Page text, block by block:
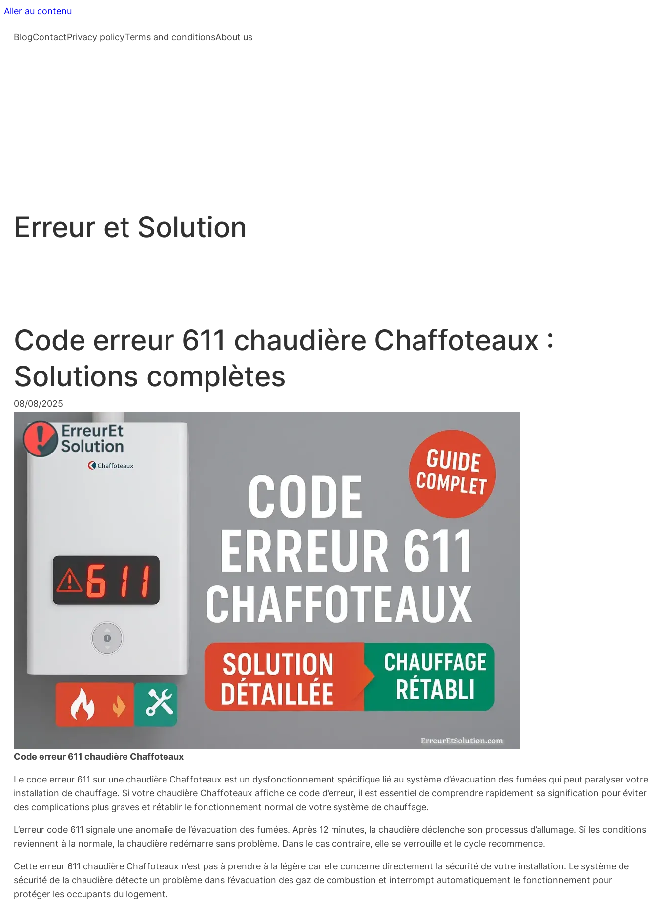
Aller au contenu
BlogContactPrivacy policyTerms and conditionsAbout us
Erreur et Solution
Code erreur 611 chaudière Chaffoteaux :
Solutions complètes
08/08/2025
Code erreur 611 chaudière Chaffoteaux
Le code erreur 611 sur une chaudière Chaffoteaux est un dysfonctionnement spécifique lié au système d’évacuation des fumées qui peut paralyser votre
installation de chauffage. Si votre chaudière Chaffoteaux affiche ce code d’erreur, il est essentiel de comprendre rapidement sa signification pour éviter
des complications plus graves et rétablir le fonctionnement normal de votre système de chauffage.
L’erreur code 611 signale une anomalie de l’évacuation des fumées. Après 12 minutes, la chaudière déclenche son processus d’allumage. Si les conditions
reviennent à la normale, la chaudière redémarre sans problème. Dans le cas contraire, elle se verrouille et le cycle recommence.
Cette erreur 611 chaudière Chaffoteaux n’est pas à prendre à la légère car elle concerne directement la sécurité de votre installation. Le système de
sécurité de la chaudière détecte un problème dans l’évacuation des gaz de combustion et interrompt automatiquement le fonctionnement pour
protéger les occupants du logement.